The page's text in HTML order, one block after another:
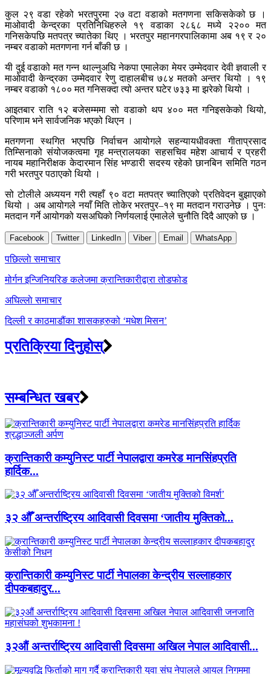
कुल २९ वडा रहेको भरतपुरमा २७ वटा वडाको मतगणना सकिसकेको छ ।
माओवादी केन्द्रका प्रतिनिधिहरुले १९ वडाका २८६८ मध्ये २२०० मत
गनिसकेपछि मतपत्र च्यातेका थिए । भरतपुर महानगरपालिकामा अब १९ र २०
नम्बर वडाको मतगणना गर्न बाँकी छ ।
यी दुई वडाको मत गन्न थाल्नुअघि नेकपा एमालेका मेयर उम्मेदवार देवी ज्ञवाली र
माओवादी केन्द्रका उम्मेदवार रेणु दाहालबीच ७८४ मतको अन्तर थियो । १९
नम्बर वडाको १८०० मत गनिसक्दा त्यो अन्तर घटेर ७३३ मा झरेको थियो ।
आइतबार राति १२ बजेसम्ममा सो वडाको थप ४०० मत गनिइसकेको थियो,
परिणाम भने सार्वजनिक भएको थिएन ।
मतगणना स्थगित भएपछि निर्वाचन आयोगले सहन्यायधीवक्ता गीताप्रसाद
तिम्सिनाको संयोजकत्वमा गृह मन्त्रालयका सहसचिव महेश आचार्य र प्रहरी
नायब महानिरीक्षक केदारमान सिंह भण्डारी सदस्य रहेको छानबिन समिति गठन
गरी भरतपुर पठाएको थियो ।
सो टोलीले अध्ययन गरी त्यहाँ ९० वटा मतपत्र च्यातिएको प्रतिवेदन बुझाएको
थियो । अब आयोगले नयाँ मिति तोकेर भरतपुर–१९ मा मतदान गराउनेछ । पुनः
मतदान गर्ने आयोगको यसअघिको निर्णयलाई एमालेले चुनौति दिदै आएको छ ।
Facebook Twitter LinkedIn Viber Email WhatsApp
Post
navigation
पछिल्लाे समाचार
मोर्गन इन्जिनियरिङ कलेजमा क्रान्तिकारीद्वारा तोडफोड
अघिल्लाे समाचार
दिल्ली र काठमाडौंका शासकहरुको ‘मधेश मिसन’
प्रतिक्रिया दिनुहोस्
सम्बन्धित खबर
क्रान्तिकारी कम्युनिस्ट पार्टी नेपालद्वारा कमरेड मानसिंहप्रति
हार्दिक...
३२ औँ अन्तर्राष्ट्रिय आदिवासी दिवसमा ‘जातीय मुक्तिको...
क्रान्तिकारी कम्युनिस्ट पार्टी नेपालका केन्द्रीय सल्लाहकार
दीपकबहादुर...
३२औं अन्तर्राष्ट्रिय आदिवासी दिवसमा अखिल नेपाल आदिवासी...